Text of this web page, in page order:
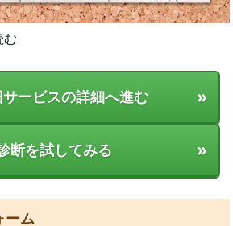
む
ービスの詳細へ進む »
断を試してみる »
ーム